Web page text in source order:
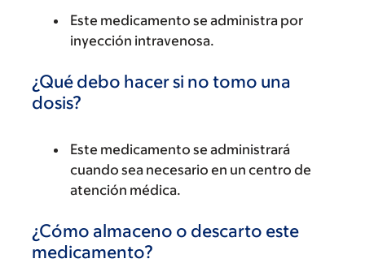
Este medicamento se administra por
inyección intravenosa.
¿Qué debo hacer si no tomo una
dosis?
Este medicamento se administrará
cuando sea necesario en un centro de
atención médica.
¿Cómo almaceno o descarto este
medicamento?